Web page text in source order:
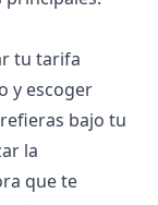
tu tarifa
y escoger
bajo tu
la
que te